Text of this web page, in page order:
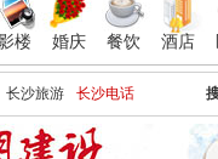
楼 婚庆 餐饮 酒店
长沙旅游 长沙电话